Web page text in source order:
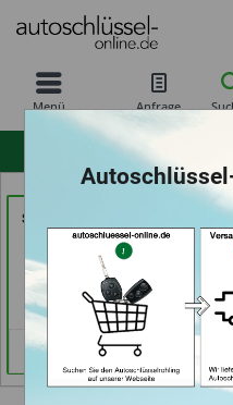
Menü Anfrage
Schuh-Schlüsseldienst
BEKASCHO; Im-
Kaufland (in Worms)
Händlerprofil